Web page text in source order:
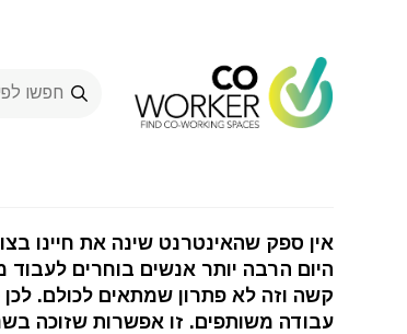
משרדים להשכרה
אין ספק שהאינטרנט שינה את חיינו
היום הרבה יותר אנשים בוחרים
קשה וזה לא פתרון שמתאים לכולם.
עבודה משותפים. זו אפשרות שזוכה